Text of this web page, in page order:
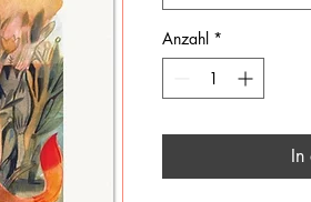
Anzahl *
In